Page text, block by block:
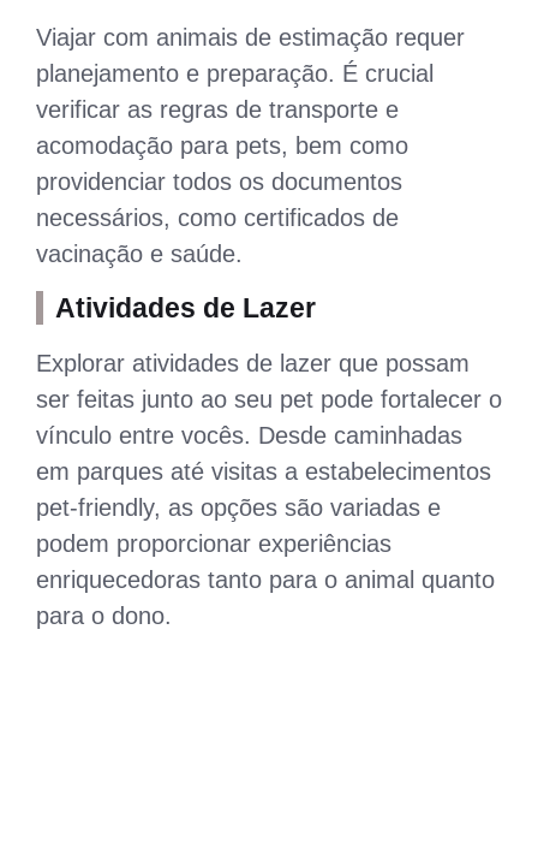
Viajar com animais de estimação requer
planejamento e preparação. É crucial
verificar as regras de transporte e
acomodação para pets, bem como
providenciar todos os documentos
necessários, como certificados de
vacinação e saúde.
Atividades de Lazer
Explorar atividades de lazer que possam
ser feitas junto ao seu pet pode fortalecer o
vínculo entre vocês. Desde caminhadas
em parques até visitas a estabelecimentos
pet-friendly, as opções são variadas e
podem proporcionar experiências
enriquecedoras tanto para o animal quanto
para o dono.